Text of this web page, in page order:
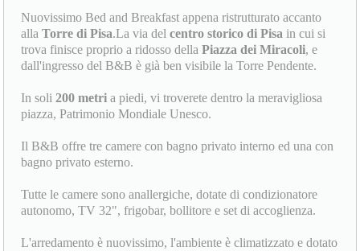
Nuovissimo Bed and Breakfast appena ristrutturato accanto
allaTorre di Pisa.La via delcentro storico di Pisa in cui si
trova finisce proprio a ridosso dellaPiazza dei Miracoli, e
dall'ingresso del B&B è già ben visibile la Torre Pendente.
In soli200 metri a piedi, vi troverete dentro la meravigliosa
piazza, Patrimonio Mondiale Unesco.
Il B&B offre tre camere con bagno privato interno ed una con
bagno privato esterno.
Tutte le camere sono anallergiche, dotate di condizionatore
autonomo, TV 32", frigobar, bollitore e set di accoglienza.
L'arredamento è nuovissimo, l'ambiente è climatizzato e dotato